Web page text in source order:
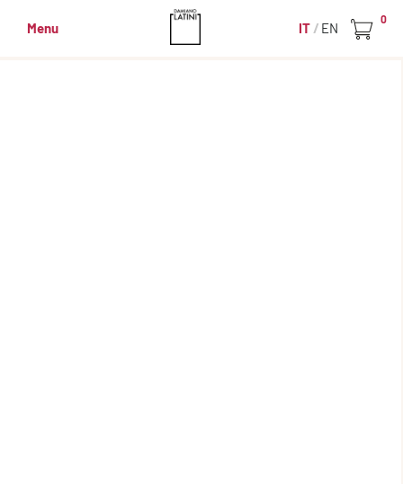
Menu IT EN
0